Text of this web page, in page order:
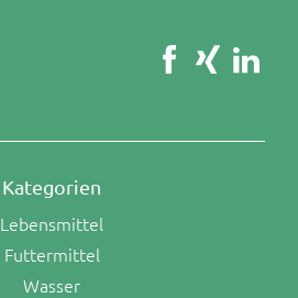
Kategorien
Lebensmittel
Futtermittel
Wasser